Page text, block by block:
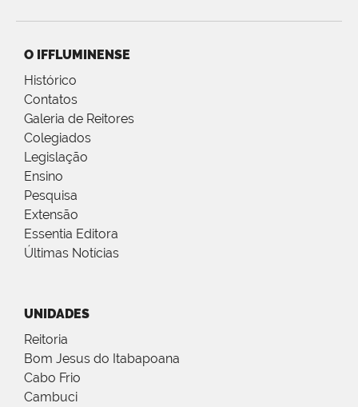
O IFFLUMINENSE
Histórico
Contatos
Galeria de Reitores
Colegiados
Legislação
Ensino
Pesquisa
Extensão
Essentia Editora
Últimas Notícias
UNIDADES
Reitoria
Bom Jesus do Itabapoana
Cabo Frio
Cambuci